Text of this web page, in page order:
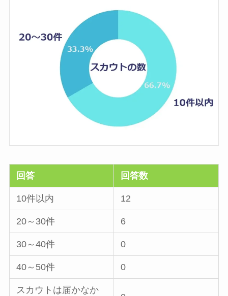
回答 回答数
10件以内 12
20～30件 6
30～40件 0
40～50件 0
スカウトは届かなか